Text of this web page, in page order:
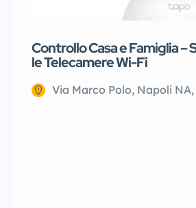
Controllo Casa e Famiglia –
le Telecamere Wi-Fi
Via Marco Polo, Napoli